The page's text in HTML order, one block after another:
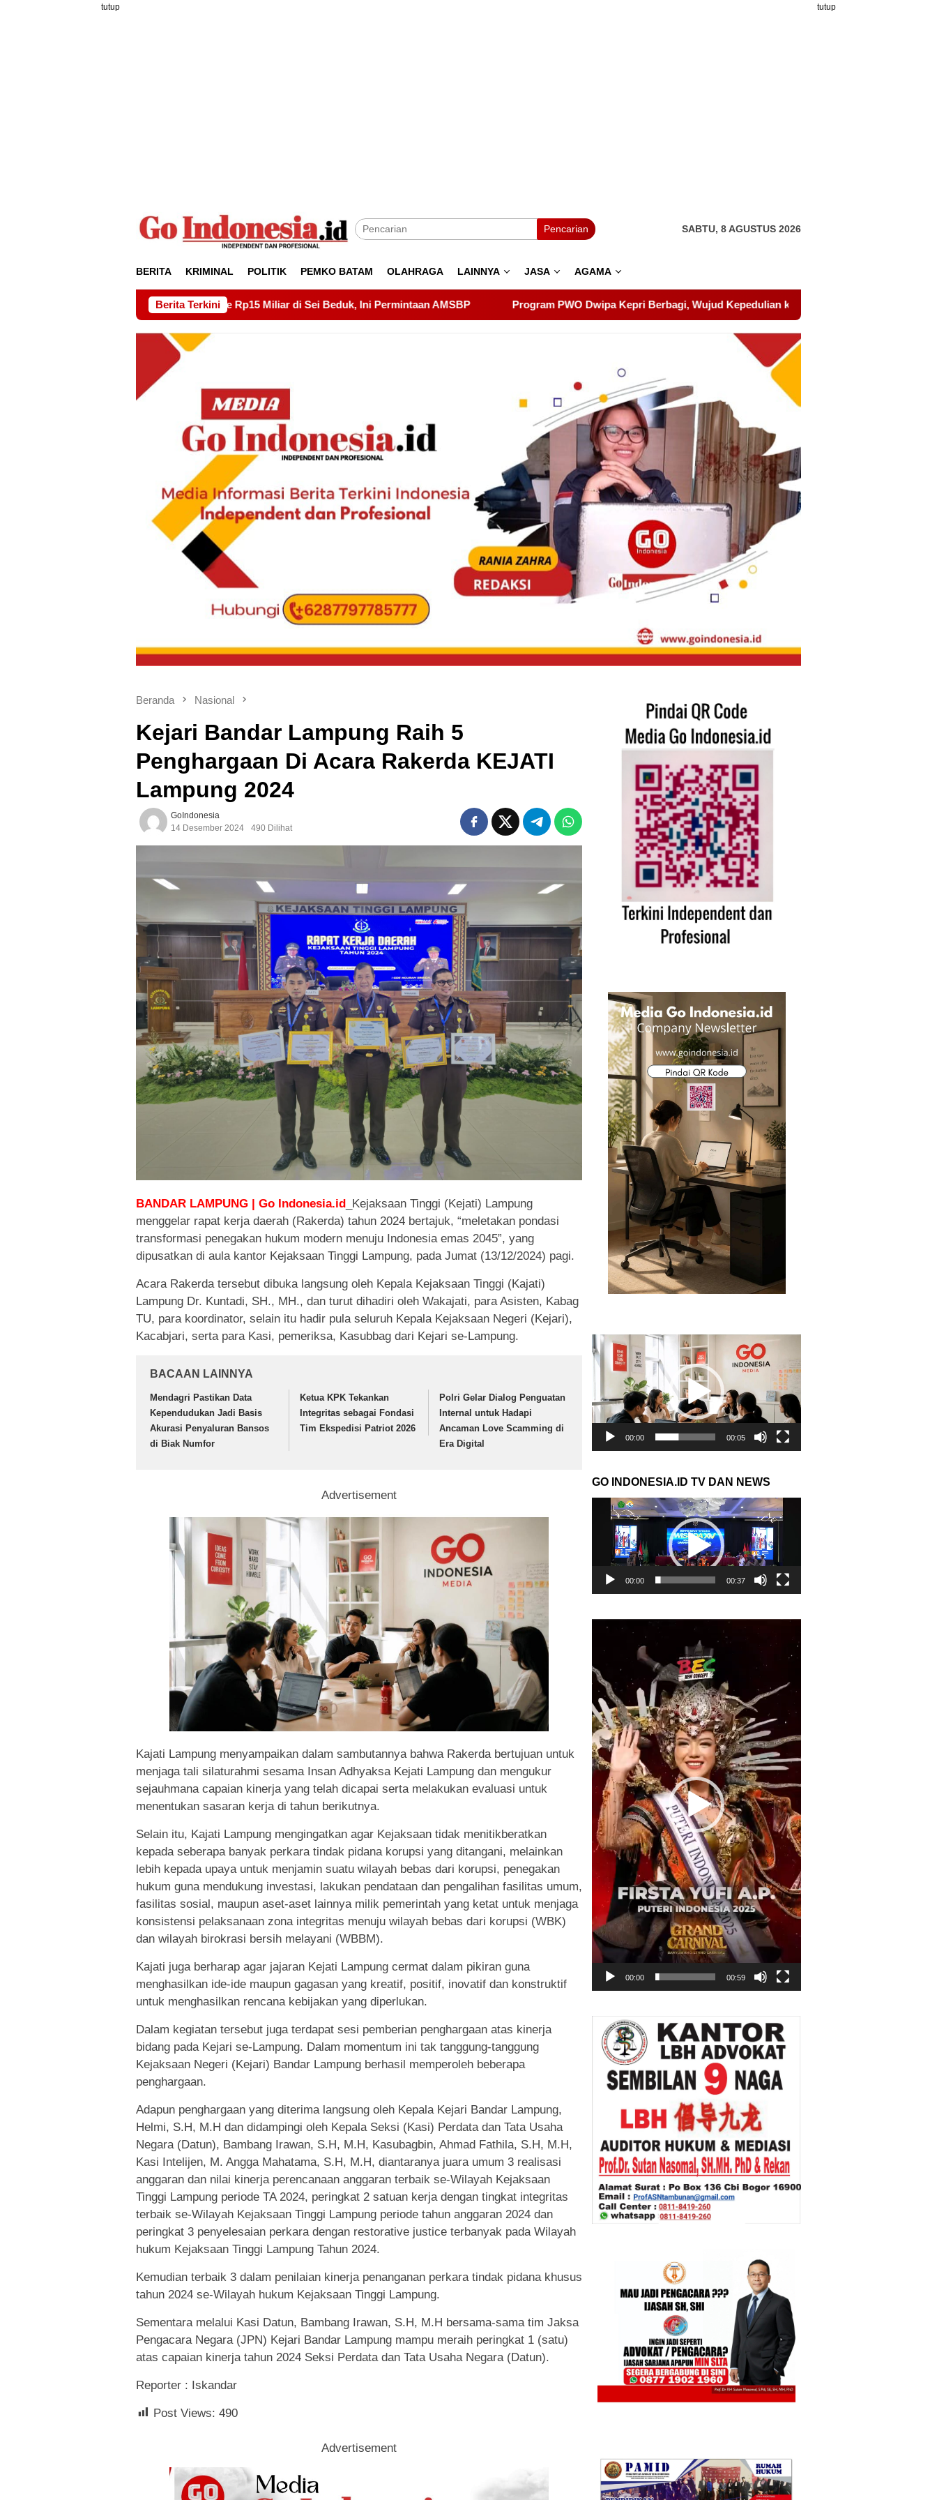
tutup tutup
Pencarian SABTU, 8 AGUSTUS 2026
BERITA KRIMINAL POLITIK PEMKO BATAM OLAHRAGA LAINNYA JASA AGAMA
Berita Terkini
Drainase Rp15 Miliar di Sei Beduk, Ini Permintaan AMSBP Program PWO Dwipa Kepri Berbagi, Wujud Kepedulian kepada Pondok Tahfidz Yatim dan Dhuafa Al-Aqsho Batam
Beranda Nasional
Kejari Bandar Lampung Raih 5
Penghargaan Di Acara Rakerda KEJATI
Lampung 2024
GoIndonesia
14 Desember 2024
490 Dilihat
BANDAR LAMPUNG | Go Indonesia.id
_Kejaksaan Tinggi (Kejati) Lampung
menggelar rapat kerja daerah (Rakerda) tahun 2024 bertajuk, “meletakan pondasi
transformasi penegakan hukum modern menuju Indonesia emas 2045”, yang
dipusatkan di aula kantor Kejaksaan Tinggi Lampung, pada Jumat (13/12/2024) pagi.
Acara Rakerda tersebut dibuka langsung oleh Kepala Kejaksaan Tinggi (Kajati)
Lampung Dr. Kuntadi, SH., MH., dan turut dihadiri oleh Wakajati, para Asisten, Kabag
TU, para koordinator, selain itu hadir pula seluruh Kepala Kejaksaan Negeri (Kejari),
Kacabjari, serta para Kasi, pemeriksa, Kasubbag dari Kejari se-Lampung.
BACAAN LAINNYA
Mendagri Pastikan Data
Kependudukan Jadi Basis
Akurasi Penyaluran Bansos
di Biak Numfor
Ketua KPK Tekankan
Integritas sebagai Fondasi
Tim Ekspedisi Patriot 2026
Polri Gelar Dialog Penguatan
Internal untuk Hadapi
Ancaman Love Scamming di
Era Digital
Advertisement
Kajati Lampung menyampaikan dalam sambutannya bahwa Rakerda bertujuan untuk
menjaga tali silaturahmi sesama Insan Adhyaksa Kejati Lampung dan mengukur
sejauhmana capaian kinerja yang telah dicapai serta melakukan evaluasi untuk
menentukan sasaran kerja di tahun berikutnya.
Selain itu, Kajati Lampung mengingatkan agar Kejaksaan tidak menitikberatkan
kepada seberapa banyak perkara tindak pidana korupsi yang ditangani, melainkan
lebih kepada upaya untuk menjamin suatu wilayah bebas dari korupsi, penegakan
hukum guna mendukung investasi, lakukan pendataan dan pengalihan fasilitas umum,
fasilitas sosial, maupun aset-aset lainnya milik pemerintah yang ketat untuk menjaga
konsistensi pelaksanaan zona integritas menuju wilayah bebas dari korupsi (WBK)
dan wilayah birokrasi bersih melayani (WBBM).
Kajati juga berharap agar jajaran Kejati Lampung cermat dalam pikiran guna
menghasilkan ide-ide maupun gagasan yang kreatif, positif, inovatif dan konstruktif
untuk menghasilkan rencana kebijakan yang diperlukan.
Dalam kegiatan tersebut juga terdapat sesi pemberian penghargaan atas kinerja
bidang pada Kejari se-Lampung. Dalam momentum ini tak tanggung-tanggung
Kejaksaan Negeri (Kejari) Bandar Lampung berhasil memperoleh beberapa
penghargaan.
Adapun penghargaan yang diterima langsung oleh Kepala Kejari Bandar Lampung,
Helmi, S.H, M.H dan didampingi oleh Kepala Seksi (Kasi) Perdata dan Tata Usaha
Negara (Datun), Bambang Irawan, S.H, M.H, Kasubagbin, Ahmad Fathila, S.H, M.H,
Kasi Intelijen, M. Angga Mahatama, S.H, M.H, diantaranya juara umum 3 realisasi
anggaran dan nilai kinerja perencanaan anggaran terbaik se-Wilayah Kejaksaan
Tinggi Lampung periode TA 2024, peringkat 2 satuan kerja dengan tingkat integritas
terbaik se-Wilayah Kejaksaan Tinggi Lampung periode tahun anggaran 2024 dan
peringkat 3 penyelesaian perkara dengan restorative justice terbanyak pada Wilayah
hukum Kejaksaan Tinggi Lampung Tahun 2024.
Kemudian terbaik 3 dalam penilaian kinerja penanganan perkara tindak pidana khusus
tahun 2024 se-Wilayah hukum Kejaksaan Tinggi Lampung.
Sementara melalui Kasi Datun, Bambang Irawan, S.H, M.H bersama-sama tim Jaksa
Pengacara Negara (JPN) Kejari Bandar Lampung mampu meraih peringkat 1 (satu)
atas capaian kinerja tahun 2024 Seksi Perdata dan Tata Usaha Negara (Datun).
Reporter : Iskandar
Post Views: 490
Advertisement
Pemutar
Video
00:00 00:05
GO INDONESIA.ID TV DAN NEWS
Pemutar
Video
00:00 00:37
Pemutar
00:00 00:59